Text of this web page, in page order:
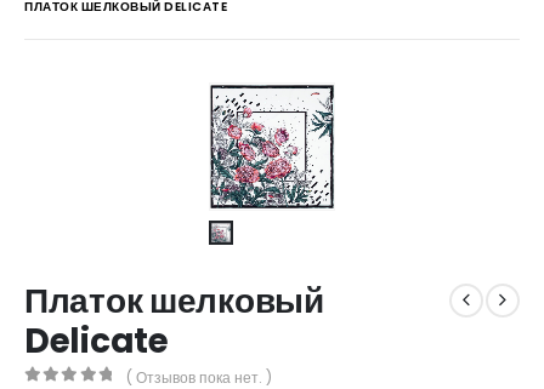
ПЛАТОК ШЕЛКОВЫЙ DELICATE
Платок шелковый
Delicate
( Отзывов пока нет. )